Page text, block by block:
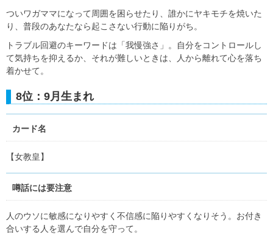
ついワガママになって周囲を困らせたり、誰かにヤキモチを焼いた
り、普段のあなたなら起こさない行動に陥りがち。
トラブル回避のキーワードは「我慢強さ」。自分をコントロールし
て気持ちを抑えるか、それが難しいときは、人から離れて心を落ち
着かせて。
8位：9月生まれ
カード名
【女教皇】
噂話には要注意
人のウソに敏感になりやすく不信感に陥りやすくなりそう。お付き
合いする人を選んで自分を守って。